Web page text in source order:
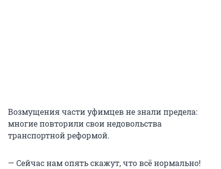
Возмущения части уфимцев не знали предела:
многие повторили свои недовольства
транспортной реформой.
— Сейчас нам опять скажут, что всё нормально!